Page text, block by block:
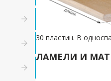
30 пластин. В
ЛАМЕЛИ И